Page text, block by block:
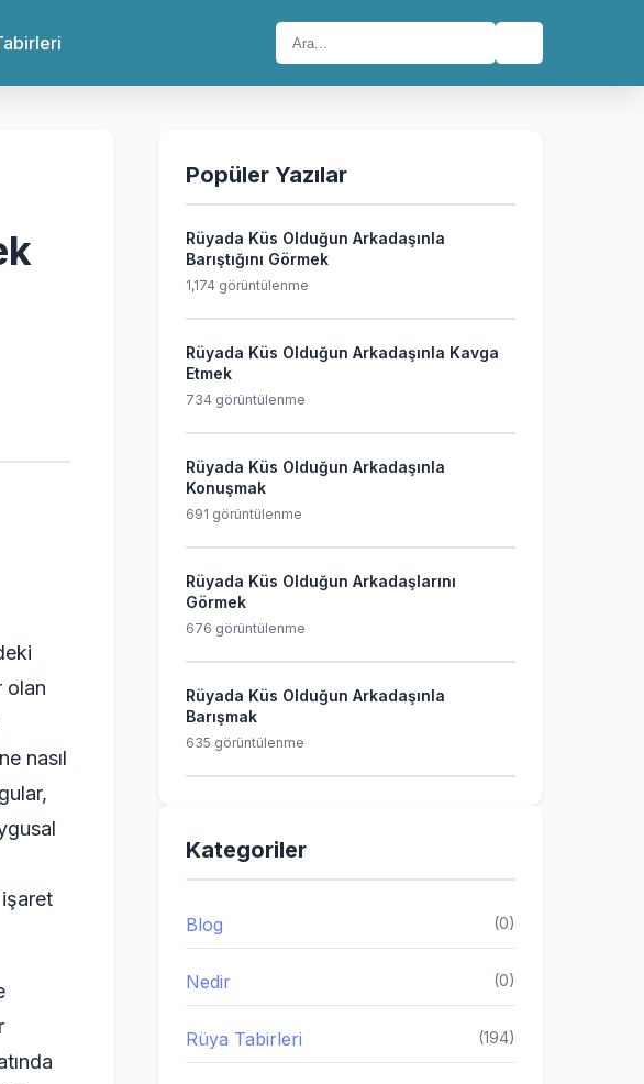
olan
nasıl
Popüler Yazılar
Rüyada Küs Olduğun Arkadaşınla
Barıştığını Görmek
1,174 görüntülenme
Rüyada Küs Olduğun Arkadaşınla Kavga
Etmek
734 görüntülenme
Rüyada Küs Olduğun Arkadaşınla
Konuşmak
691 görüntülenme
Rüyada Küs Olduğun Arkadaşlarını
Görmek
676 görüntülenme
Rüyada Küs Olduğun Arkadaşınla
Barışmak
635 görüntülenme
Kategoriler
Blog (0)
Nedir (0)
Rüya Tabirleri (194)